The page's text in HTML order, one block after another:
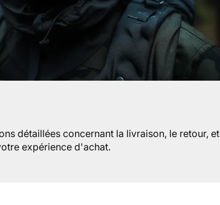
détaillées concernant la livraison, le retour, et
expérience d'achat.